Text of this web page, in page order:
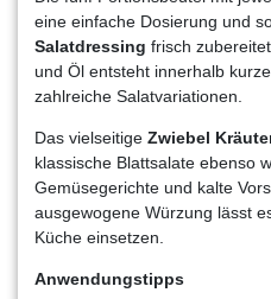
eine einfache Dosierung und
Salatdressing frisch
und Öl entsteht innerhalb
zahlreiche Salatvariationen.
Das vielseitige Zwiebel
klassische Blattsalate ebenso
Gemüsegerichte und kalte
ausgewogene Würzung lässt
Küche einsetzen.
Anwendungstipps